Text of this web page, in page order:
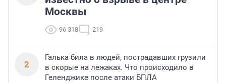
Москвы
96 318 219
2
Галька била в людей, пострадавших грузили
в скорые на лежаках. Что происходило в
Геленджике после атаки БПЛА